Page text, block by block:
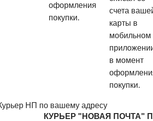
оформления
покупки.
счета
карты в
мобильном
в момент
покупки.
НП по вашему адресу
КУРЬЕР "НОВАЯ ПОЧТА"